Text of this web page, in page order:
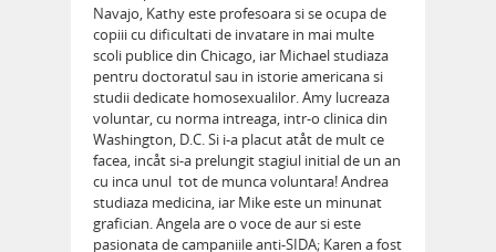
Navajo, Kathy este profesoara si se ocupa de
copiii cu dificultati de invatare in mai multe
scoli publice din Chicago, iar Michael studiaza
pentru doctoratul sau in istorie americana si
studii dedicate homosexualilor. Amy lucreaza
voluntar, cu norma intreaga, intr-o clinica din
Washington, D.C. Si i-a placut atåt de mult ce
facea, incåt si-a prelungit stagiul initial de un an
cu inca unul  tot de munca voluntara! Andrea
studiaza medicina, iar Mike este un minunat
grafician. Angela are o voce de aur si este
pasionata de campaniile anti-SIDA; Karen a fost